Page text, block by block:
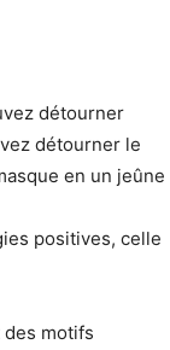
détourner
détourner le
en un jeûne
positives, celle
motifs